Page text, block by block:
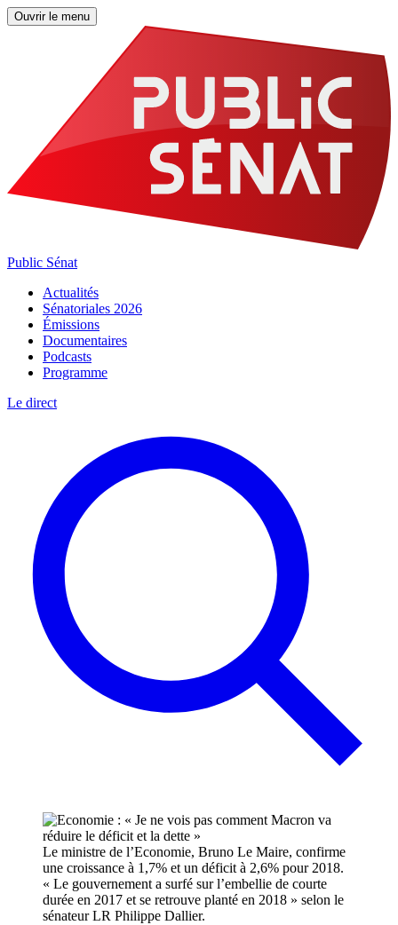
Ouvrir le menu
Public Sénat
Actualités
Sénatoriales 2026
Émissions
Documentaires
Podcasts
Programme
Le direct
Le ministre de l’Economie, Bruno Le Maire, confirme
une croissance à 1,7% et un déficit à 2,6% pour 2018.
« Le gouvernement a surfé sur l’embellie de courte
durée en 2017 et se retrouve planté en 2018 » selon le
sénateur LR Philippe Dallier.